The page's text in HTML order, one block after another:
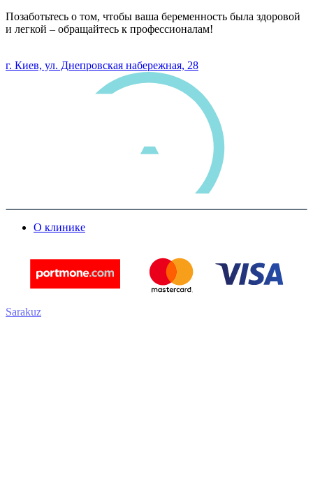
Позаботьтесь о том, чтобы ваша беременность была здоровой
и легкой – обращайтесь к профессионалам!
г. Киев, ул. Днепровская набережная, 28
О клинике
Sarakuz